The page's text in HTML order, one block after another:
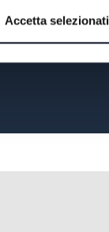
Accetta selezionati